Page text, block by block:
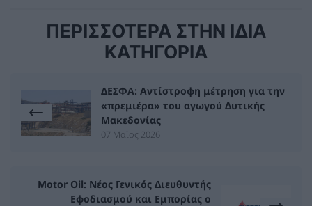
ΠΕΡΙΣΣΟΤΕΡΑ ΣΤΗΝ ΙΔΙΑ
ΚΑΤΗΓΟΡΙΑ
ΔΕΣΦΑ: Αντίστροφη μέτρηση για την
«πρεμιέρα» του αγωγού Δυτικής
Μακεδονίας
07 Μαϊος 2026
Motor Oil: Νέος Γενικός Διευθυντής
Εφοδιασμού και Εμπορίας ο